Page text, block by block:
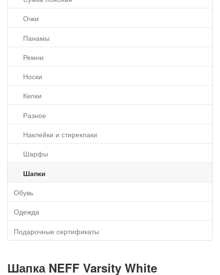
Очки
Панамы
Ремни
Носки
Кепки
Разное
Наклейки и стирекпаки
Шарфы
Шапки
Обувь
Одежда
Подарочные сертификаты
Шапка NEFF Varsity White